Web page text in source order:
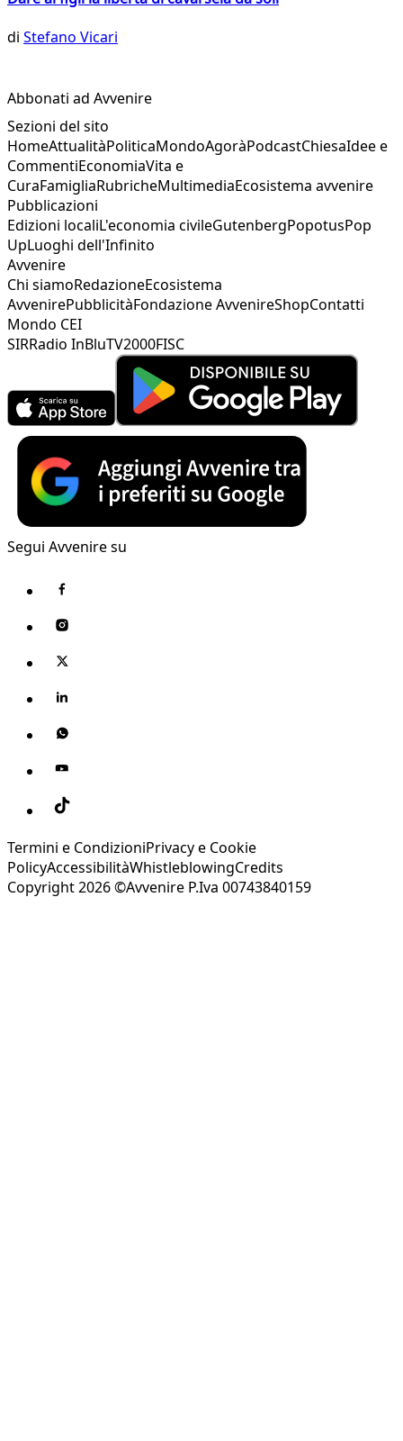
di Stefano Vicari
Abbonati ad Avvenire
Sezioni del sito
HomeAttualitàPoliticaMondoAgoràPodcastChiesaIdee e
CommentiEconomiaVita e
CuraFamigliaRubricheMultimediaEcosistema avvenire
Pubblicazioni
Edizioni localiL'economia civileGutenbergPopotusPop
UpLuoghi dell'Infinito
Avvenire
Chi siamoRedazioneEcosistema
AvvenirePubblicitàFondazione AvvenireShopContatti
Mondo CEI
SIRRadio InBluTV2000FISC
Segui Avvenire su
Termini e CondizioniPrivacy e Cookie
PolicyAccessibilitàWhistleblowingCredits
Copyright 2026 ©Avvenire P.Iva 00743840159